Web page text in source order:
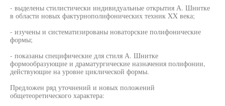
- выделены стилистически индивидуальные открытия А. Шнитке
в области новых фактурнополифонических техник XX века;
- изучены и систематизированы новаторские полифонические
формы;
- показаны специфические для стиля А. Шнитке
формообразующие и драматургические назначения полифонии,
действующие на уровне циклической формы.
Предложен ряд уточнений и новых положений
общетеоретического характера: